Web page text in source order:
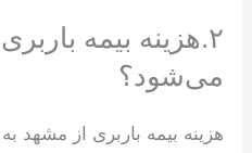
۲.هزینه بیمه
می‌شود؟
هزینه بیمه باربری از مشهد